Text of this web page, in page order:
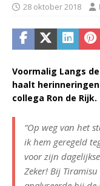
28 oktober 2018
Voormalig Langs
haalt
collega Ron de Rijk.
“Op weg van het
ik hem geregeld
voor zijn
Zeker! Bij